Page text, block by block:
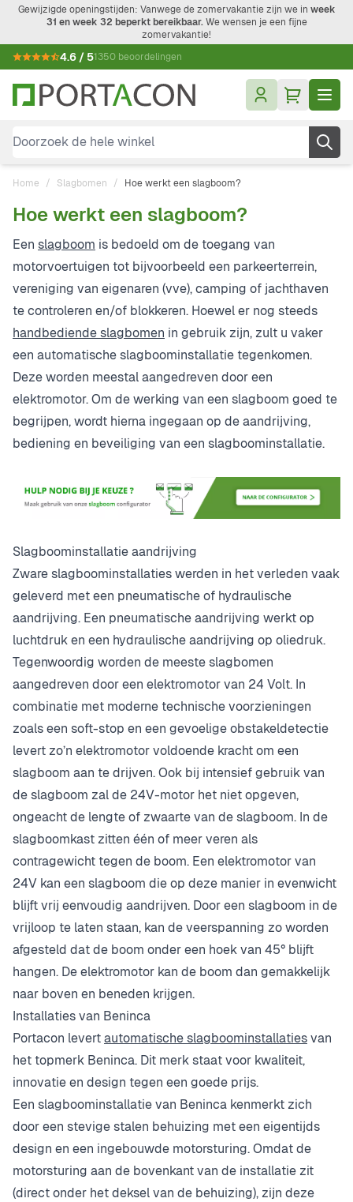
Ga naar de inhoud
Gewijzigde openingstijden: Vanwege de zomervakantie zijn we in week
31 en week 32 beperkt bereikbaar.We wensen je een fijne
zomervakantie!
4.6 / 51350 beoordelingen
Doorzoek de hele winkel
Home / Slagbomen / Hoe werkt een slagboom?
Hoe werkt een slagboom?
Een slagboom is bedoeld om de toegang van
motorvoertuigen tot bijvoorbeeld een parkeerterrein,
vereniging van eigenaren (vve), camping of jachthaven
te controleren en/of blokkeren. Hoewel er nog steeds
handbediende slagbomen in gebruik zijn, zult u vaker
een automatische slagboominstallatie tegenkomen.
Deze worden meestal aangedreven door een
elektromotor. Om de werking van een slagboom goed te
begrijpen, wordt hierna ingegaan op de aandrijving,
bediening en beveiliging van een slagboominstallatie.
Slagboominstallatie aandrijving
Zware slagboominstallaties werden in het verleden vaak
geleverd met een pneumatische of hydraulische
aandrijving. Een pneumatische aandrijving werkt op
luchtdruk en een hydraulische aandrijving op oliedruk.
Tegenwoordig worden de meeste slagbomen
aangedreven door een elektromotor van 24 Volt. In
combinatie met moderne technische voorzieningen
zoals een soft-stop en een gevoelige obstakeldetectie
levert zo’n elektromotor voldoende kracht om een
slagboom aan te drijven. Ook bij intensief gebruik van
de slagboom zal de 24V-motor het niet opgeven,
ongeacht de lengte of zwaarte van de slagboom. In de
slagboomkast zitten één of meer veren als
contragewicht tegen de boom. Een elektromotor van
24V kan een slagboom die op deze manier in evenwicht
blijft vrij eenvoudig aandrijven. Door een slagboom in de
vrijloop te laten staan, kan de veerspanning zo worden
afgesteld dat de boom onder een hoek van 45° blijft
hangen. De elektromotor kan de boom dan gemakkelijk
naar boven en beneden krijgen.
Installaties van Beninca
Portacon levertautomatische slagboominstallatiesvan
het topmerk Beninca. Dit merk staat voor kwaliteit,
innovatie en design tegen een goede prijs.
Een slagboominstallatie van Beninca kenmerkt zich
door een stevige stalen behuizing met een eigentijds
design en een ingebouwde motorsturing. Omdat de
motorsturing aan de bovenkant van de installatie zit
(direct onder het deksel van de behuizing), zijn deze